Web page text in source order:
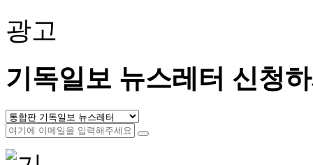
광고
기독일보 뉴스레터 신청